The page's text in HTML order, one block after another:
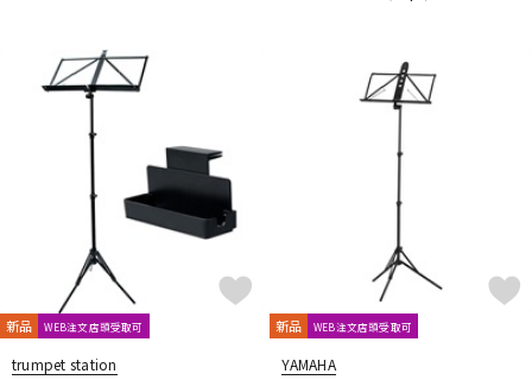
新品 WEB注文店頭受取可
trumpet station
新品 WEB注文店頭受取可
YAMAHA